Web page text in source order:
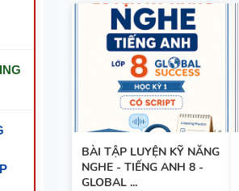
BÀI TẬP LUYỆN KỸ NĂNG
NGHE - TIẾNG ANH 8 -
GLOBAL ...